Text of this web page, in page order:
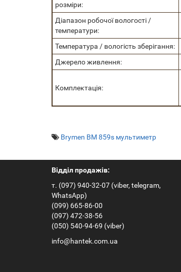
розміри:
Діапазон робочої вологості /
температури:
Температура / вологість зберігання:
Джерело живлення:
Комплектація:
Brymen ВМ 859s мультиметр
Відділ продажів:
т. (097) 940-32-07 (viber, telegram,
WhatsApp)
(099) 665-86-00
(097) 472-38-56
(050) 540-94-69 (viber)
info@hantek.com.ua